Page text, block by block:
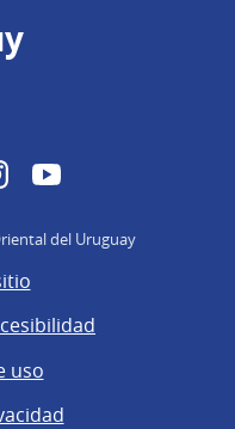
InstagramYouTube
del Uruguay
uso